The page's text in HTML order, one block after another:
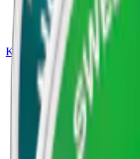
iqos
snuskuriren
Kundtjänst
Varumärken
Produkter
/Nordic Spirit
Vitt snus
Torr Portion
Slim
/Extra Stark
/Mint